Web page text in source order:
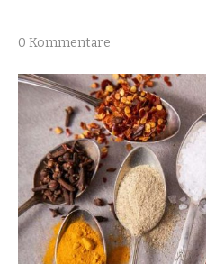
0 Kommentare